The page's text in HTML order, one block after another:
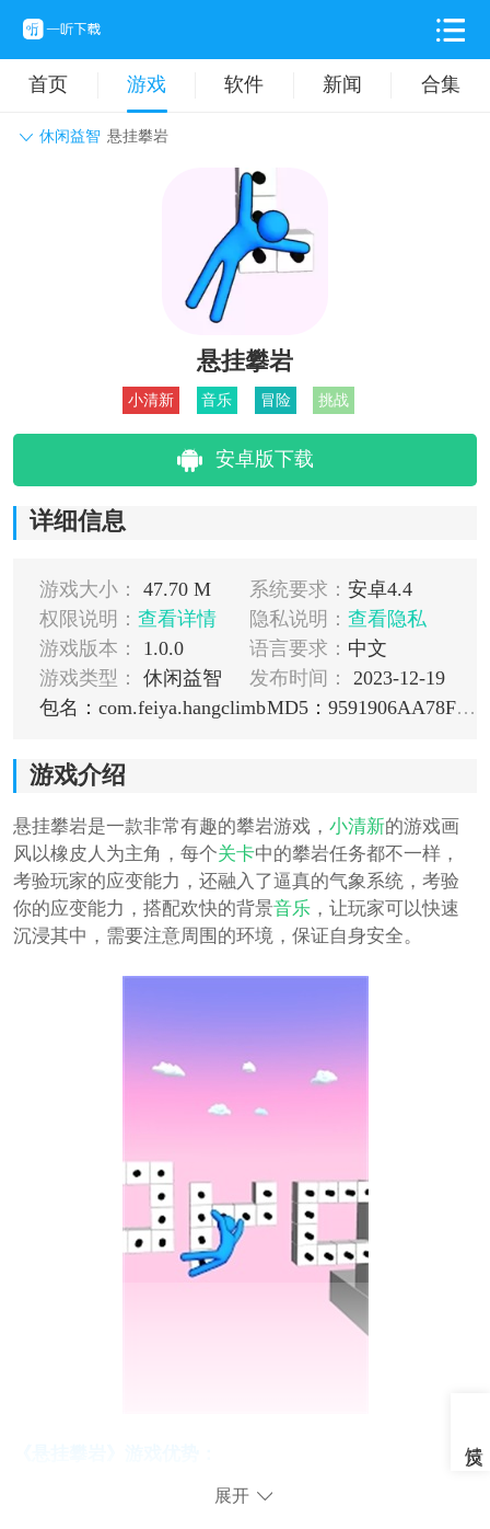
首页 游戏 软件 新闻 合集
休闲益智 悬挂攀岩
音乐舞蹈
挂机养成
悬挂攀岩
小清新 音乐 冒险 挑战
安卓版下载
详细信息
游戏大小： 47.70 M 系统要求： 安卓4.4
权限说明： 查看详情 隐私说明： 查看隐私
游戏版本：
1.0.0 语言要求： 中文
游戏类型：
休闲益智 发布时间：
2023-12-19
包名：com.feiya.hangclimb
MD5：9591906AA78F5BE41852FCACB4297C8A
游戏介绍
悬挂攀岩是一款非常有趣的攀岩游戏， 小清新的游戏画
风以橡皮人为主角，每个关卡中的攀岩任务都不一样，
考验玩家的应变能力，还融入了逼真的气象系统，考验
你的应变能力，搭配欢快的背景音乐，让玩家可以快速
沉浸其中，需要注意周围的环境，保证自身安全。
*突破重重难关，体验挑战的乐趣和成就感。
展开